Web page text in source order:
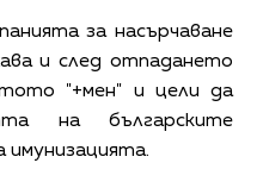
за насърчаване
и след отпадането
"+мен" и цели да
на българските
имунизацията.